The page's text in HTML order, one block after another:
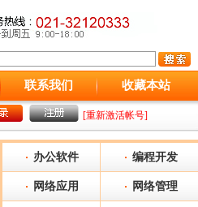
联系我们 收藏本站
[重新激活帐号]
办公软件 编程开发
网络应用 网络管理